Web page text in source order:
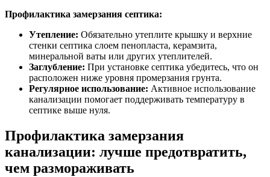
Профилактика замерзания септика:
Утепление: Обязательно утеплите крышку и верхние
стенки септика слоем пенопласта, керамзита,
минеральной ваты или других утеплителей.
Заглубление: При установке септика убедитесь, что он
расположен ниже уровня промерзания грунта.
Регулярное использование: Активное использование
канализации помогает поддерживать температуру в
септике выше нуля.
Профилактика замерзания
канализации: лучше предотвратить,
чем размораживать